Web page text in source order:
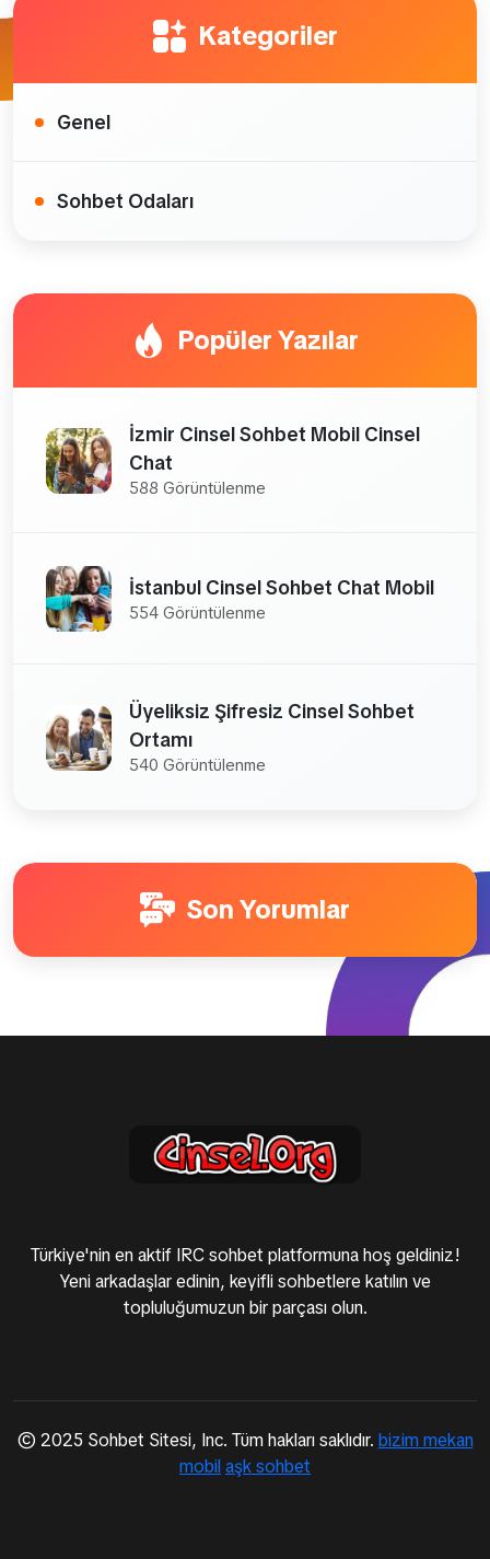
Kategoriler
Genel
Sohbet Odaları
Popüler Yazılar
İzmir Cinsel Sohbet Mobil Cinsel
Chat
588 Görüntülenme
İstanbul Cinsel Sohbet Chat Mobil
554 Görüntülenme
Üyeliksiz Şifresiz Cinsel Sohbet
Ortamı
540 Görüntülenme
Son Yorumlar
Türkiye'nin en aktif IRC sohbet platformuna hoş geldiniz!
Yeni arkadaşlar edinin, keyifli sohbetlere katılın ve
topluluğumuzun bir parçası olun.
© 2025 Sohbet Sitesi, Inc. Tüm hakları saklıdır. bizim mekan
mobilaşk sohbet